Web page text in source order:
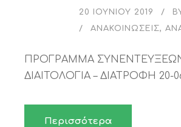
20 ΙΟΥΝΊΟΥ 2019
ΑΝΑΚΟΙΝΏΣΕΙΣ,
ΠΡΟΓΡΑΜΜΑ
ΔΙΑΙΤΟΛΟΓΙΑ – ΔΙΑΤΡΟΦΗ 20-
Περισσότερα